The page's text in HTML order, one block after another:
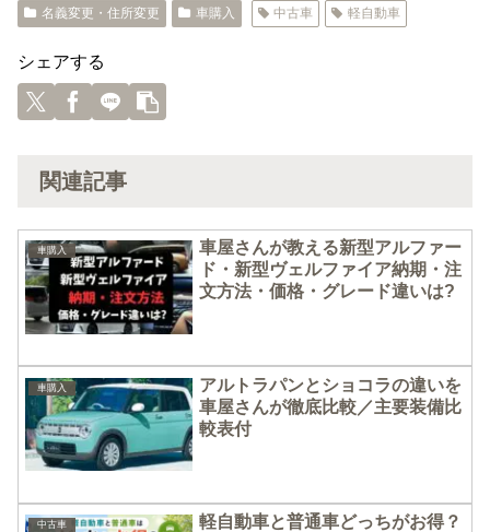
名義変更・住所変更 車購入 中古車 軽自動車
シェアする
関連記事
車購入
車屋さんが教える新型アルファー
ド・新型ヴェルファイア納期・注
文方法・価格・グレード違いは?
車購入
アルトラパンとショコラの違いを
車屋さんが徹底比較／主要装備比
較表付
中古車
軽自動車と普通車どっちがお得？